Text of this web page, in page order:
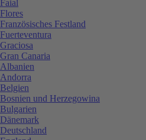
Faial
Flores
Französisches Festland
Fuerteventura
Graciosa
Gran Canaria
Albanien
Andorra
Belgien
Bosnien und Herzegowina
Bulgarien
Dänemark
Deutschland